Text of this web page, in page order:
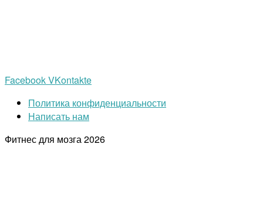
FacebookVKontakte
Политика конфиденциальности
Написать нам
Фитнес для мозга2026